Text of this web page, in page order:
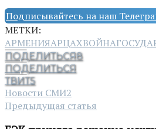
Подписывайтесь на наш
МЕТКИ:
АРМЕНИЯАРЦАХВОЙНА
ПОДЕЛИТЬСЯ8
ПОДЕЛИТЬСЯ
ТВИТ5
Новости СМИ2
Предыдущая статья